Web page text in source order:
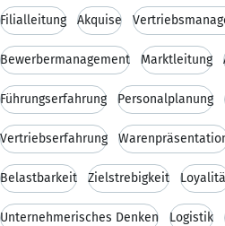
Filialleitung Akquise
Bewerbermanagement Marktleitung
Führungserfahrung Personalplanung
Vertriebserfahrung
Belastbarkeit Zielstrebigkeit
Unternehmerisches Denken Logistik